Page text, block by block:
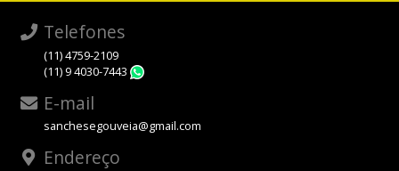
Telefones
(11) 4759-2109
(11) 9 4030-7443
E-mail
sanchesegouveia@gmail.com
Endereço